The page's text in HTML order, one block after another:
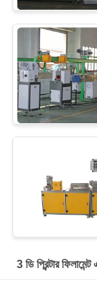
3 ডি প্রিন্টার